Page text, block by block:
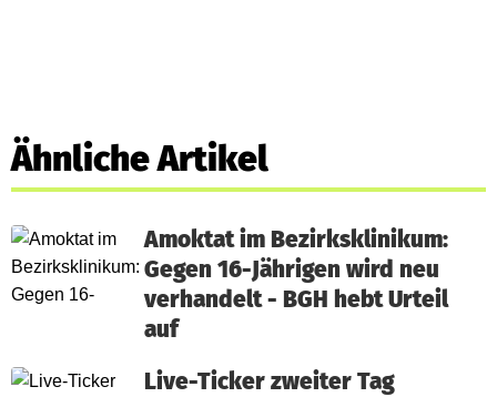
Ähnliche Artikel
Amoktat im Bezirksklinikum:
Gegen 16-Jährigen wird neu
verhandelt - BGH hebt Urteil
auf
Live-Ticker zweiter Tag